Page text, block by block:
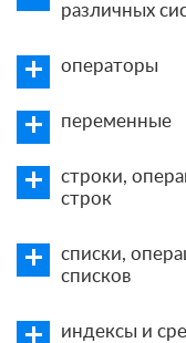
различных
операторы
переменные
строки,
строк
списки,
списков
индексы и